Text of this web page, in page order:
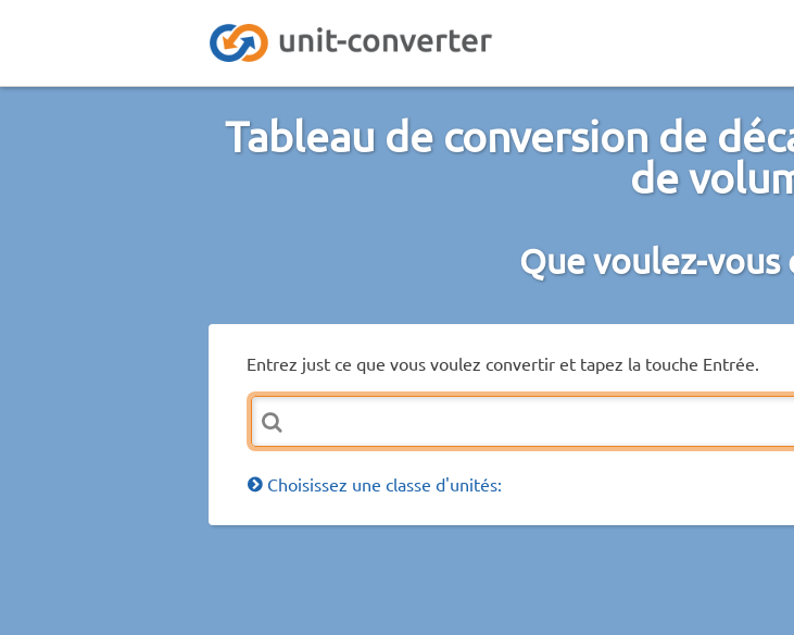
Tableau de conversion de
de
Que voulez-vous
Entrez just ce que vous voulez convertir et tapez la touche Entrée.
Choisissez une classe d'unités: